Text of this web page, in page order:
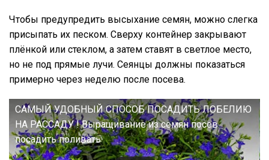
Чтобы предупредить высыхание семян, можно слегка
присыпать их песком. Сверху контейнер закрывают
плёнкой или стеклом, а затем ставят в светлое место,
но не под прямые лучи. Сеянцы должны показаться
примерно через неделю после посева.
САМЫЙ УДОБНЫЙ СПОСОБ ПОСАДИТЬ ЛОБЕЛИЮ
НА РАССАДУ ! Выращивание из семян посев
посадить поливать